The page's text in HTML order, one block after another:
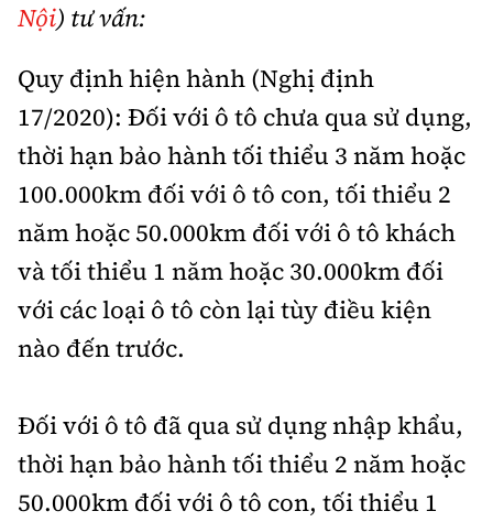
Thông tin tòa soạn
Nội) tư vấn:
Quy định hiện hành (Nghị định
17/2020): Đối với ô tô chưa qua sử dụng,
thời hạn bảo hành tối thiểu 3 năm hoặc
100.000km đối với ô tô con, tối thiểu 2
năm hoặc 50.000km đối với ô tô khách
và tối thiểu 1 năm hoặc 30.000km đối
với các loại ô tô còn lại tùy điều kiện
nào đến trước.
Đối với ô tô đã qua sử dụng nhập khẩu,
thời hạn bảo hành tối thiểu 2 năm hoặc
50.000km đối với ô tô con, tối thiểu 1